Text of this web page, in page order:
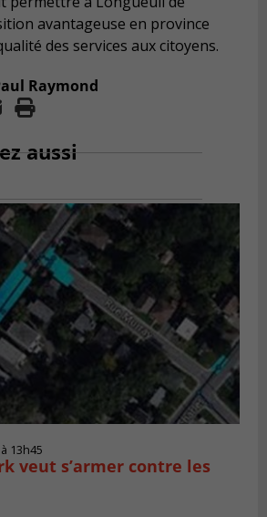
avantageuse en province
des services aux citoyens.
Raymond
aussi
13h45
veut s’armer contre les